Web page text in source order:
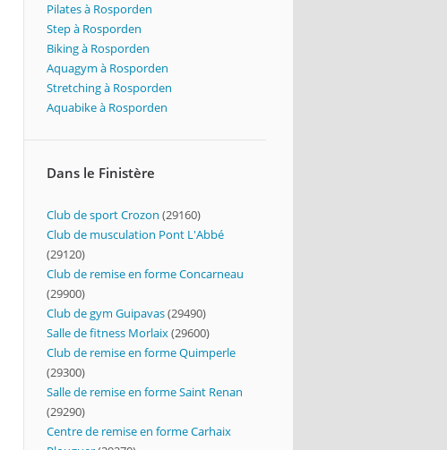
Pilates à Rosporden
Step à Rosporden
Biking à Rosporden
Aquagym à Rosporden
Stretching à Rosporden
Aquabike à Rosporden
Dans le Finistère
Club de sport Crozon (29160)
Club de musculation Pont L'Abbé
(29120)
Club de remise en forme Concarneau
(29900)
Club de gym Guipavas(29490)
Salle de fitness Morlaix(29600)
Club de remise en forme Quimperle
(29300)
Salle de remise en forme Saint Renan
(29290)
Centre de remise en forme Carhaix